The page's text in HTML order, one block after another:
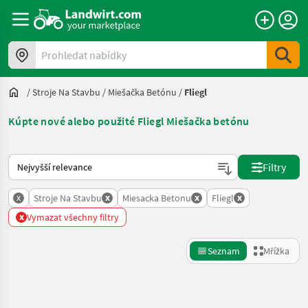
Prohledat nabídky
/Stroje Na Stavbu / Miešačka Betónu / Fliegl
Kúpte nové alebo použité Fliegl Miešačka betónu
Takto se řadí nabídky na Landwirt.com
Filtry
x Stroje Na Stavbu x Miesacka Betonu x Fliegl x
x Vymazat všechny filtry
Seznam Mřížka